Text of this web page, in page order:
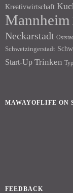
Kreativwirtschaft
Mannheim
Neckarstadt
Schwetzingerstadt
Start-Up Trinken
MAWAYOFLIFE ON
FEEDBACK